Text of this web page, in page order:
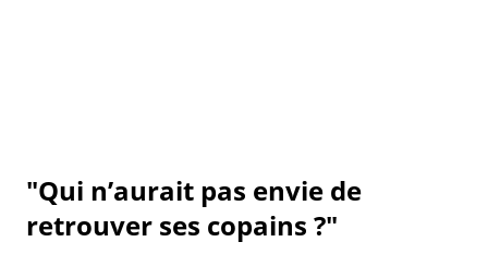
"Qui n’aurait pas envie de
retrouver ses copains ?"